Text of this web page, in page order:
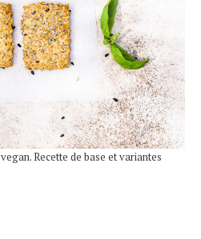
Recette de base et variantes